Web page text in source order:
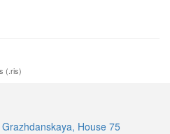
(.ris)
House 75